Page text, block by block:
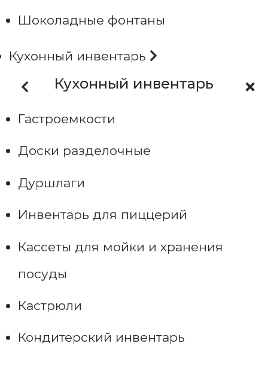
Шоколадные фонтаны
Кухонный инвентарь
Кухонный инвентарь
Гастроемкости
Доски разделочные
Дуршлаги
Инвентарь для пиццерий
Кассеты для мойки и хранения
посуды
Кастрюли
Кондитерский инвентарь